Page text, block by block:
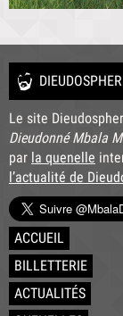
Le site
Dieudonné Mbala
par la quenelle
l’actualité de
ACCUEIL
BILLETTERIE
ACTUALITÉS